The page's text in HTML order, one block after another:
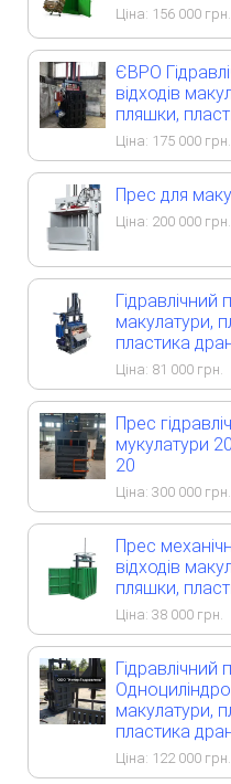
Ціна: 156 000 грн.
ЄВРО
відходів
пляшки,
Ціна: 175 000 грн.
Прес для
Ціна: 200 000 грн.
Гідравлічний
макулатури,
пластика
Ціна: 81 000 грн.
Прес
мукулатури
20
Ціна: 300 000 грн.
Прес
відходів
пляшки,
Ціна: 38 000 грн.
Гідравлічний
макулатури,
пластика
Ціна: 122 000 грн.